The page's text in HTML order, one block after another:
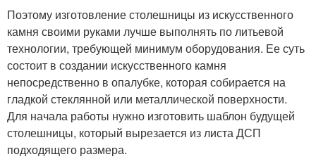
Поэтому изготовление столешницы из искусственного
камня своими руками лучше выполнять по литьевой
технологии, требующей минимум оборудования. Ее суть
состоит в создании искусственного камня
непосредственно в опалубке, которая собирается на
гладкой стеклянной или металлической поверхности.
Для начала работы нужно изготовить шаблон будущей
столешницы, который вырезается из листа ДСП
подходящего размера.